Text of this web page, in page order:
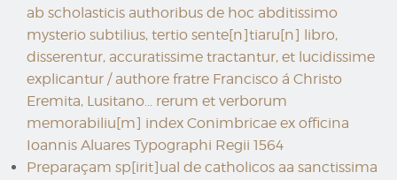
ab scholasticis authoribus de hoc abditissimo
mysterio subtilius, tertio sente[n]tiaru[n] libro,
disserentur, accuratissime tractantur, et lucidissime
explicantur / authore fratre Francisco á Christo
Eremita, Lusitano... rerum et verborum
memorabiliu[m] index Conimbricae ex officina
Ioannis Aluares Typographi Regii 1564
Preparaçam sp[irit]ual de catholicos aa sanctissima